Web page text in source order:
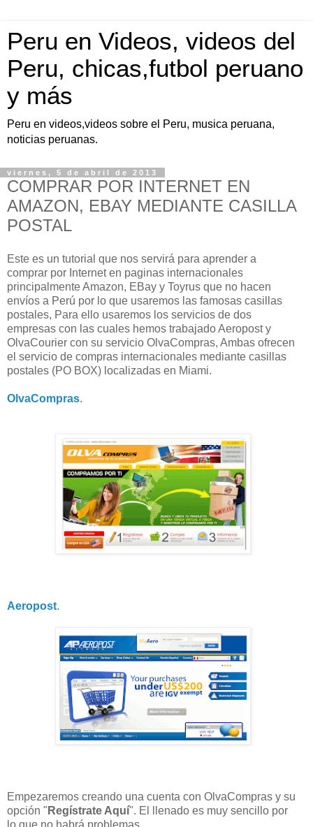
Peru en Videos, videos del
Peru, chicas,futbol peruano
y más
Peru en videos,videos sobre el Peru, musica peruana,
noticias peruanas.
viernes, 5 de abril de 2013
COMPRAR POR INTERNET EN
AMAZON, EBAY MEDIANTE CASILLA
POSTAL
Este es un tutorial que nos servirá para aprender a
comprar por Internet en paginas internacionales
principalmente Amazon, EBay y Toyrus que no hacen
envíos a Perú por lo que usaremos las famosas casillas
postales, Para ello usaremos los servicios de dos
empresas con las cuales hemos trabajado Aeropost y
OlvaCourier con su servicio OlvaCompras, Ambas ofrecen
el servicio de compras internacionales mediante casillas
postales (PO BOX) localizadas en Miami.
OlvaCompras.
Aeropost.
Empezaremos creando una cuenta con OlvaCompras y su
opción " Regístrate Aquí". El llenado es muy sencillo por
lo que no habrá problemas.